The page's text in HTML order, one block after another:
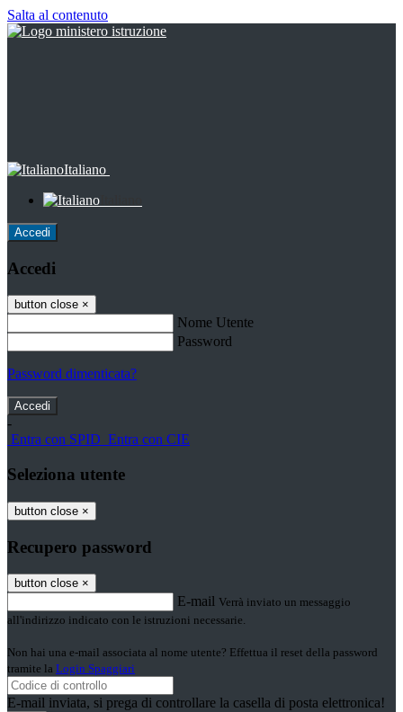
Salta al contenuto
Italiano
Accedi
Accedi
button close ×
Nome Utente
Password
Password dimenticata?
-
Entra con SPID Entra con CIE
Seleziona utente
button close ×
Recupero password
button close ×
E-mail Verrà inviato un messaggio
all'indirizzo indicato con le istruzioni necessarie.
Non hai una e-mail associata al nome utente? Effettua il reset della password
tramite la Login Spaggiari
E-mail inviata, si prega di controllare la casella di posta elettronica!